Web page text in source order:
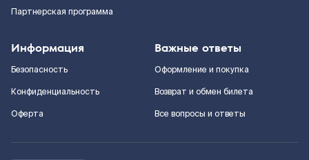
Партнерская программа
Информация
Безопасность
Конфиденциальность
Оферта
Важные ответы
Оформление и покупка
Возврат и обмен билета
Все вопросы и ответы